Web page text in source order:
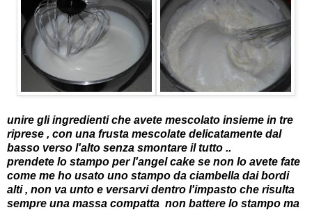
unire gli ingredienti che avete mescolato insieme in tre
riprese , con una frusta mescolate delicatamente dal
basso verso l'alto senza smontare il tutto ..
prendete lo stampo per l'angel cake se non lo avete fate
come me ho usato uno stampo da ciambella dai bordi
alti , non va unto e versarvi dentro l'impasto che risulta
sempre una massa compatta non battere lo stampo ma